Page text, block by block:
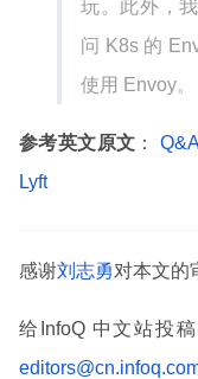
玩。此外，
问 K8s 的
使用 Envoy。
参考英文原文 ：
Lyft
感谢刘志勇对本文的
给InfoQ 中文站投